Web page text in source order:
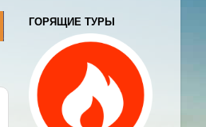
ГОРЯЩИЕ ТУРЫ